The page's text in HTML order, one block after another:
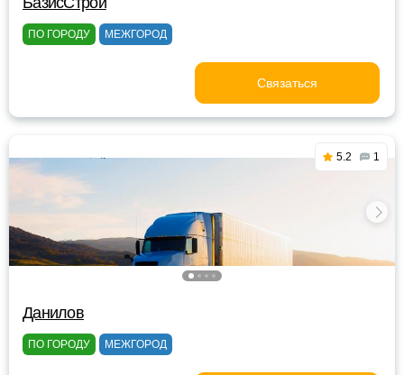
ПО ГОРОДУ МЕЖГОРОД
Связаться
5.2 1
Данилов
ПО ГОРОДУ МЕЖГОРОД